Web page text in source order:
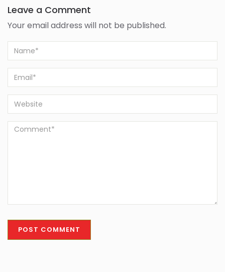
Leave a Comment
Your email address will not be published.